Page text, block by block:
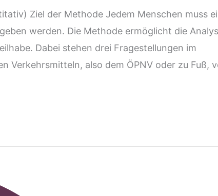
Ziel der Methode Jedem Menschen muss
werden. Die Methode ermöglicht die
Dabei stehen drei Fragestellungen im
Verkehrsmitteln, also dem ÖPNV oder zu Fuß,